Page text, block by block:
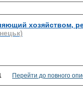
хозяйством,
Перейти до повного